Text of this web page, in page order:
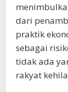
dari
praktik
sebagai
tidak ada
rakyat